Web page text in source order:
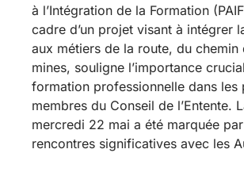
à l’Intégration de la Formation
cadre d’un projet visant à intégrer
aux métiers de la route, du chemin
mines, souligne l’importance
formation professionnelle dans les
membres du Conseil de l’Entente.
mercredi 22 mai a été marquée
rencontres significatives avec les